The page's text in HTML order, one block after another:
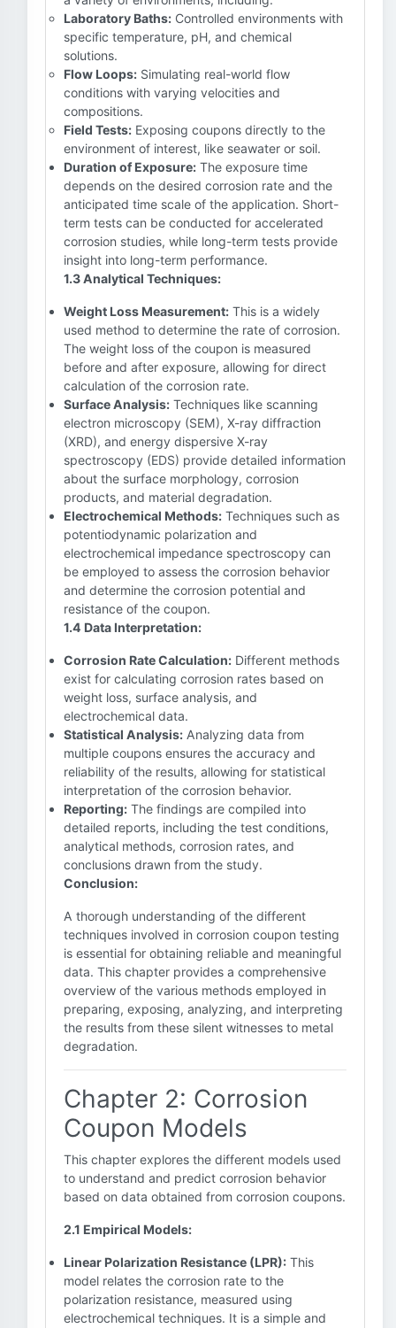
Laboratory Baths: Controlled environments with
specific temperature, pH, and chemical
solutions.
Flow Loops: Simulating real-world flow
conditions with varying velocities and
compositions.
Field Tests: Exposing coupons directly to the
environment of interest, like seawater or soil.
Duration of Exposure: The exposure time
depends on the desired corrosion rate and the
anticipated time scale of the application. Short-
term tests can be conducted for accelerated
corrosion studies, while long-term tests provide
insight into long-term performance.
1.3 Analytical Techniques:
Weight Loss Measurement: This is a widely
used method to determine the rate of corrosion.
The weight loss of the coupon is measured
before and after exposure, allowing for direct
calculation of the corrosion rate.
Surface Analysis: Techniques like scanning
electron microscopy (SEM), X-ray diffraction
(XRD), and energy dispersive X-ray
spectroscopy (EDS) provide detailed information
about the surface morphology, corrosion
products, and material degradation.
Electrochemical Methods: Techniques such as
potentiodynamic polarization and
electrochemical impedance spectroscopy can
be employed to assess the corrosion behavior
and determine the corrosion potential and
resistance of the coupon.
1.4 Data Interpretation:
Corrosion Rate Calculation: Different methods
exist for calculating corrosion rates based on
weight loss, surface analysis, and
electrochemical data.
Statistical Analysis: Analyzing data from
multiple coupons ensures the accuracy and
reliability of the results, allowing for statistical
interpretation of the corrosion behavior.
Reporting: The findings are compiled into
detailed reports, including the test conditions,
analytical methods, corrosion rates, and
conclusions drawn from the study.
Conclusion:
A thorough understanding of the different
techniques involved in corrosion coupon testing
is essential for obtaining reliable and meaningful
data. This chapter provides a comprehensive
overview of the various methods employed in
preparing, exposing, analyzing, and interpreting
the results from these silent witnesses to metal
degradation.
Chapter 2: Corrosion
Coupon Models
This chapter explores the different models used
to understand and predict corrosion behavior
based on data obtained from corrosion coupons.
2.1 Empirical Models:
Linear Polarization Resistance (LPR): This
model relates the corrosion rate to the
polarization resistance, measured using
electrochemical techniques. It is a simple and